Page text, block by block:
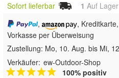
Sofort lieferbar 1 Auf Lager
,
,
Vorkasse per Überweisung
Zustellung: Mo, 10. Aug. bis Mi,
Verkäufer: ew-Outdoor-Shop
100% positiv